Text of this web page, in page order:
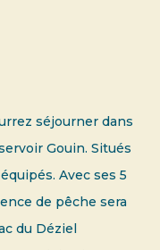
séjourner dans
Gouin. Situés
Avec ses 5
de pêche sera
du Déziel